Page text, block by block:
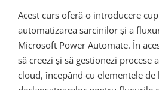
Acest curs oferă o introducere
automatizarea sarcinilor și a
Microsoft Power Automate. În
să creezi și să gestionezi procese
cloud, începând cu elementele de